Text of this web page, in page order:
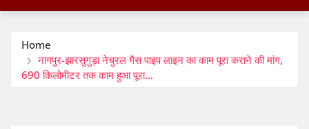
Home
नागपुर-झारसुगुड़ा नेचुरल गैस पाइप लाइन का काम पूरा कराने की मांग,
690 किलोमीटर तक काम हुआ पूरा…